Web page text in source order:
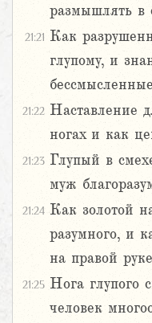
размышлять в
21:21 Как
глупому, и
21:22 Наставление
ногах и как
21:23 Глупый в
муж
21:24 Как золотой
разумного, и
на правой
21:25 Нога глупого
человек